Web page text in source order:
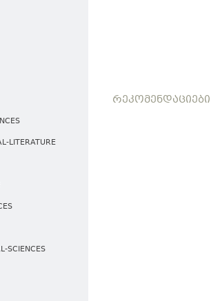
LITERATURE
SCIENCES
ᲠᲔᲙᲝᲛᲔᲜᲓᲐᲪᲘᲔᲑᲘ